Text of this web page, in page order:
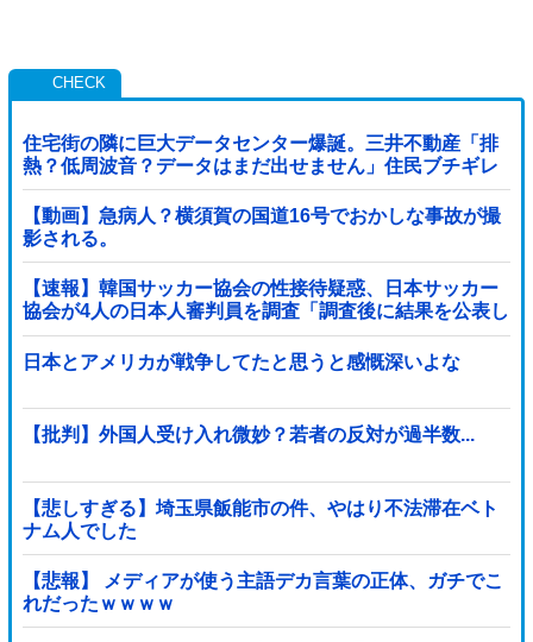
住宅街の隣に巨大データセンター爆誕。三井不動産「排
熱？低周波音？データはまだ出せません」住民ブチギレ
【動画】急病人？横須賀の国道16号でおかしな事故が撮
影される。
【速報】韓国サッカー協会の性接待疑惑、日本サッカー
協会が4人の日本人審判員を調査「調査後に結果を公表し
ます」
日本とアメリカが戦争してたと思うと感慨深いよな
【批判】外国人受け入れ微妙？若者の反対が過半数...
【悲しすぎる】埼玉県飯能市の件、やはり不法滞在ベト
ナム人でした
【悲報】 メディアが使う主語デカ言葉の正体、ガチでこ
れだったｗｗｗｗ